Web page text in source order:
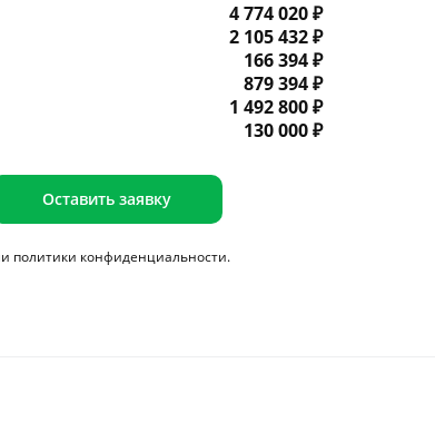
4 774 020 ₽
2 105 432 ₽
166 394 ₽
879 394 ₽
1 492 800 ₽
130 000 ₽
Оставить заявку
политики конфиденциальности.